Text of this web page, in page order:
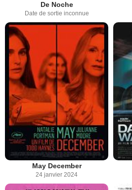
De Noche
Date de sortie inconnue
May December
24 janvier 2024